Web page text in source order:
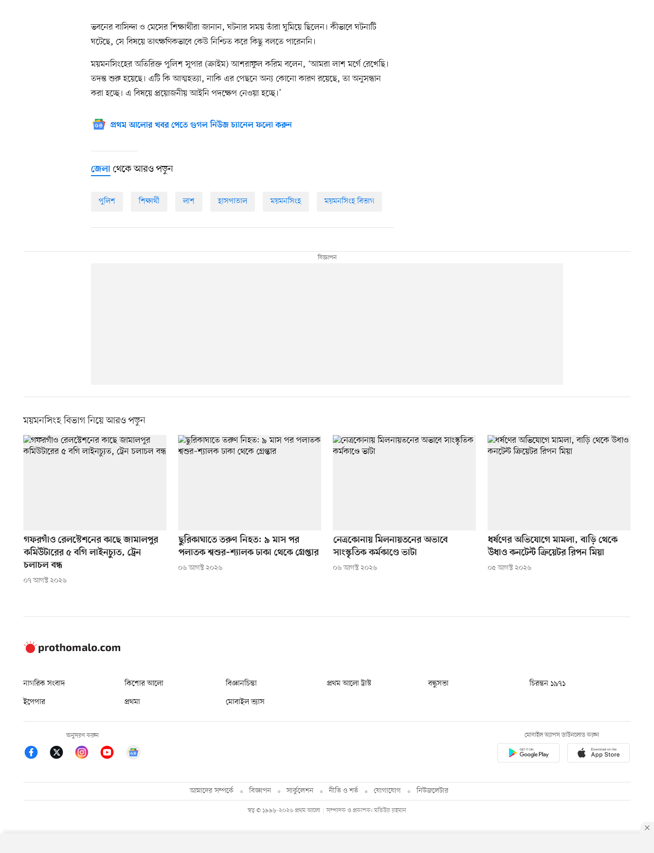
ভবনের বাসিন্দা ও মেসের শিক্ষার্থীরা জানান, ঘটনার সময় তাঁরা ঘুমিয়ে ছিলেন। কীভাবে ঘটনাটি
ঘটেছে, সে বিষয়ে তাৎক্ষণিকভাবে কেউ নিশ্চিত করে কিছু বলতে পারেননি।
ময়মনসিংহের অতিরিক্ত পুলিশ সুপার (ক্রাইম) আশরাফুল করিম বলেন, ‘আমরা লাশ মর্গে রেখেছি।
তদন্ত শুরু হয়েছে। এটি কি আত্মহত্যা, নাকি এর পেছনে অন্য কোনো কারণ রয়েছে, তা অনুসন্ধান
করা হচ্ছে। এ বিষয়ে প্রয়োজনীয় আইনি পদক্ষেপ নেওয়া হচ্ছে।’
প্রথম আলোর খবর পেতে গুগল নিউজ চ্যানেল ফলো করুন
জেলা থেকে আরও পড়ুন
পুলিশ শিক্ষার্থী লাশ হাসপাতাল ময়মনসিংহ ময়মনসিংহ বিভাগ
ময়মনসিংহ বিভাগ নিয়ে আরও পড়ুন
গফরগাঁও রেলস্টেশনের কাছে জামালপুর
কমিউটারের ৫ বগি লাইনচ্যুত, ট্রেন
চলাচল বন্ধ
০৭ আগস্ট ২০২৬
ছুরিকাঘাতে তরুণ নিহত: ৯ মাস পর
পলাতক শ্বশুর–শ্যালক ঢাকা থেকে গ্রেপ্তার
০৬ আগস্ট ২০২৬
নেত্রকোনায় মিলনায়তনের অভাবে
সাংস্কৃতিক কর্মকাণ্ডে ভাটা
০৬ আগস্ট ২০২৬
ধর্ষণের অভিযোগে মামলা, বাড়ি থেকে
উধাও কনটেন্ট ক্রিয়েটর রিপন মিয়া
০৫ আগস্ট ২০২৬
নাগরিক সংবাদ কিশোর আলো বিজ্ঞানচিন্তা প্রথম আলো ট্রাস্ট বন্ধুসভা
চিরন্তন ১৯৭১
ইপেপার
প্রথমা মোবাইল ভ্যাস
অনুসরণ করুন মোবাইল অ্যাপস ডাউনলোড করুন
আমাদের সম্পর্কে বিজ্ঞাপন সার্কুলেশন নীতি ও শর্ত যোগাযোগ নিউজলেটার
স্বত্ব © ১৯৯৮-২০২৬ প্রথম আলো সম্পাদক ও প্রকাশক: মতিউর রহমান